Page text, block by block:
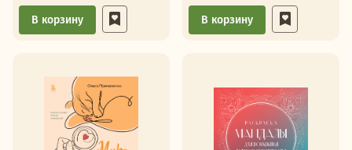
В корзину В корзину